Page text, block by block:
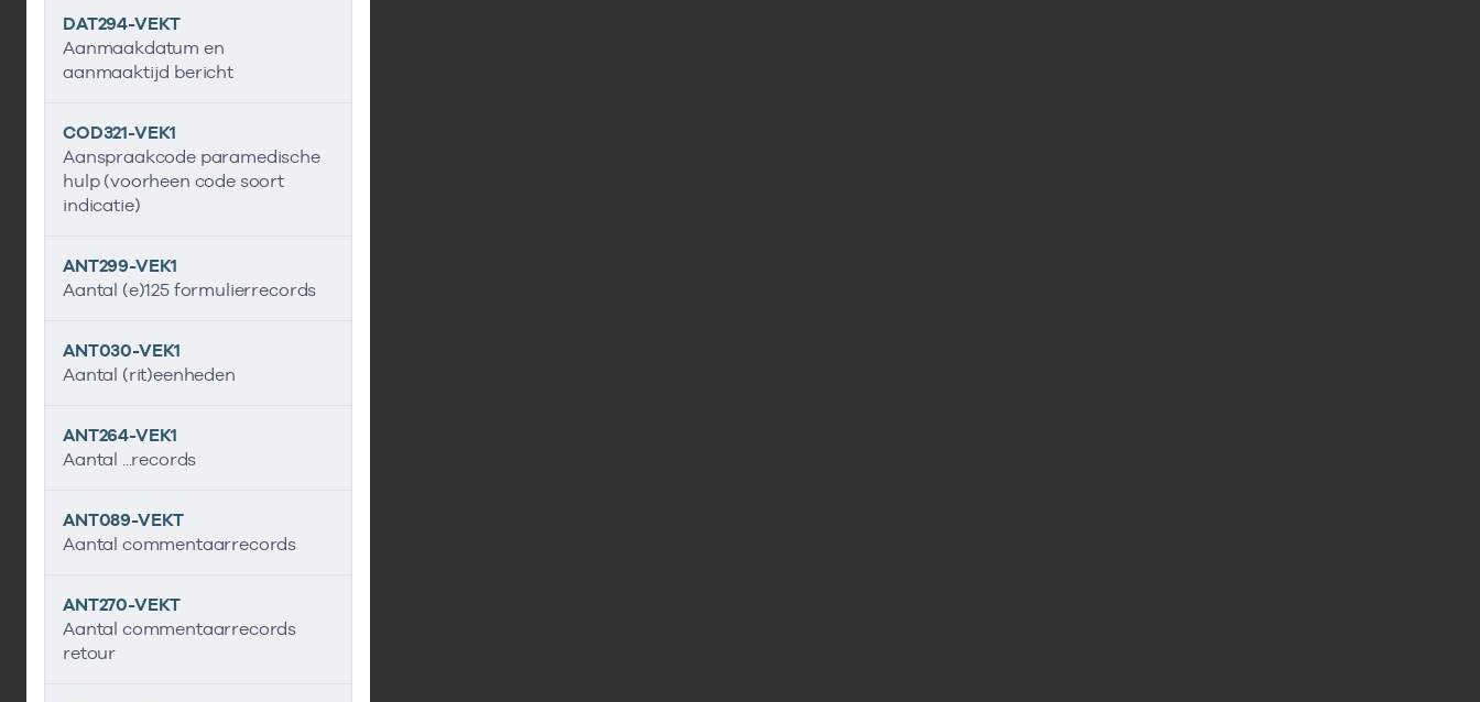
DAT294-VEKT
Aanmaakdatum en
aanmaaktijd bericht
COD321-VEK1
Aanspraakcode paramedische
hulp (voorheen code soort
indicatie)
ANT299-VEK1
Aantal (e)125 formulierrecords
ANT030-VEK1
Aantal (rit)eenheden
ANT264-VEK1
Aantal ...records
ANT089-VEKT
Aantal commentaarrecords
ANT270-VEKT
Aantal commentaarrecords
retour